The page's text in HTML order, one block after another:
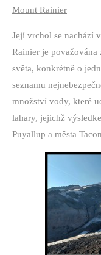
Mount Rainier
Její vrchol se nachází
Rainier je považována
světa, konkrétně o
seznamu
množství vody, které
lahary, jejichž
Puyallup a města